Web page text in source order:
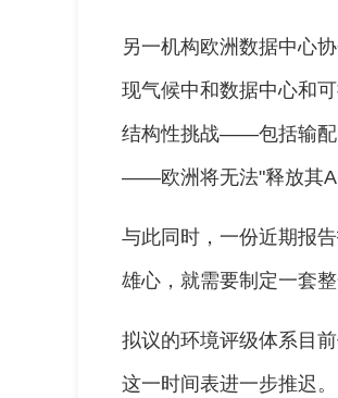
另一机构欧洲数据中心
现气候中和数据中心和
结构性挑战——包括输配
——欧洲将无法"释放其AI
与此同时，一份近期报
雄心，就需要制定一套
拟议的环境评级体系目
这一时间表进一步推迟。